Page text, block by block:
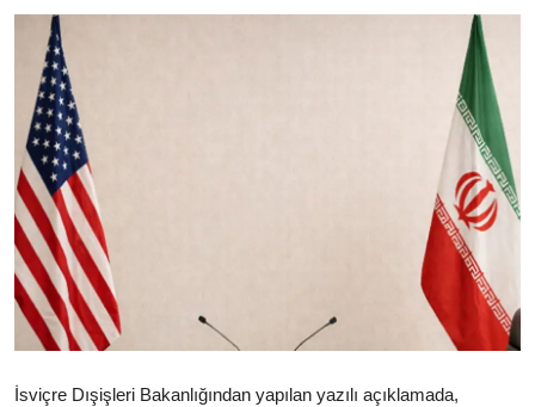
Video
Yazarlar
Arşiv
İletişim
Türkçe
İsviçre Dışişleri Bakanlığından yapılan yazılı açıklamada,